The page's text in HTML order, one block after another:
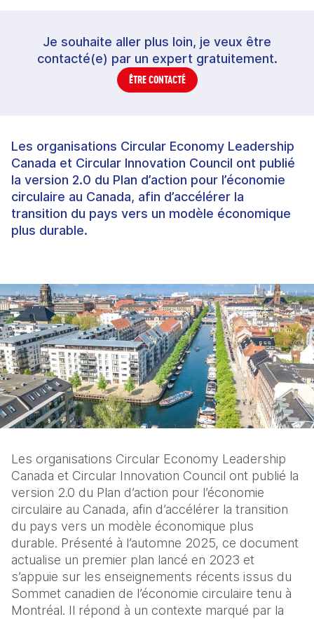
Je souhaite aller plus loin, je veux être
contacté(e) par un expert gratuitement.
ÊTRE CONTACTÉ
Les organisations Circular Economy Leadership
Canada et Circular Innovation Council ont publié
la version 2.0 du Plan d’action pour l’économie
circulaire au Canada, afin d’accélérer la
transition du pays vers un modèle économique
plus durable.
Les organisations Circular Economy Leadership
Canada et Circular Innovation Council ont publié la
version 2.0 du Plan d’action pour l’économie
circulaire au Canada, afin d’accélérer la transition
du pays vers un modèle économique plus
durable. Présenté à l’automne 2025, ce document
actualise un premier plan lancé en 2023 et
s’appuie sur les enseignements récents issus du
Sommet canadien de l’économie circulaire tenu à
Montréal. Il répond à un contexte marqué par la